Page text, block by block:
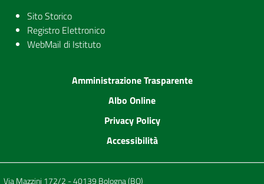
Sito Storico
Registro Elettronico
WebMail di Istituto
Amministrazione Trasparente
Albo Online
Privacy Policy
Accessibilità
Via Mazzini 172/2 - 40139 Bologna (BO)